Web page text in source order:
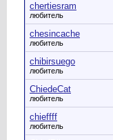
chertiesram
любитель
chesincache
любитель
chibirsuego
любитель
ChiedeCat
любитель
chieffff
любитель